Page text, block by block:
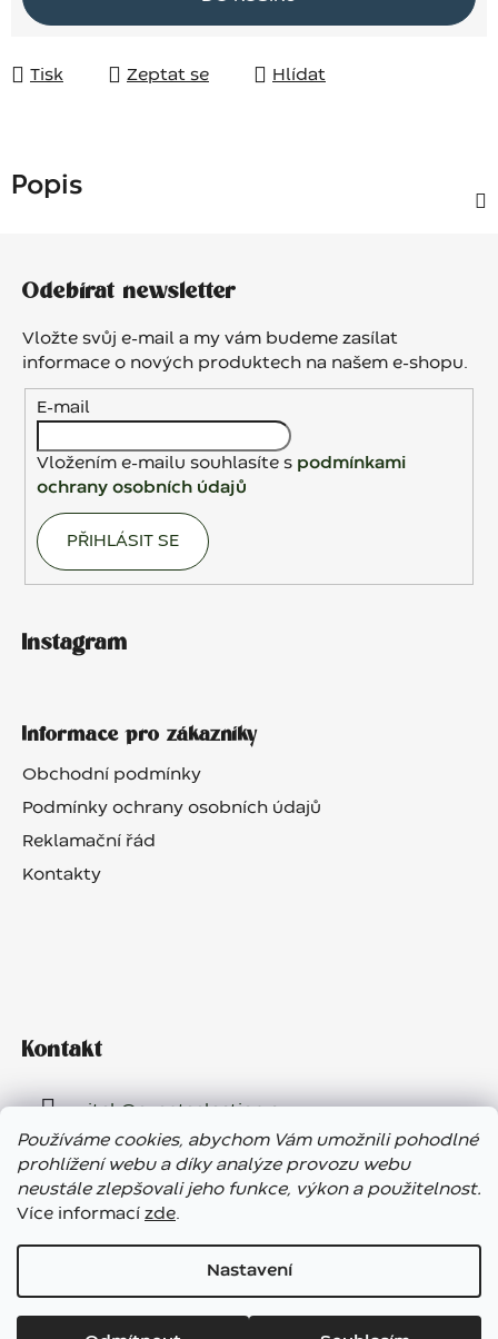
Používáme cookies, abychom Vám umožnili pohodlné
prohlížení webu a díky analýze provozu webu
neustále zlepšovali jeho funkce, výkon a použitelnost.
Více informací zde.
Nastavení
Vážení zákazníci, ve dnech 7. – 13. 8. bude náš showroom
Tisk Zeptat se Hlídat
Popis
Odebírat newsletter
Vložte svůj e-mail a my vám budeme zasílat
informace o nových produktech na našem e-shopu.
E-mail
Vložením e-mailu souhlasíte s podmínkami
ochrany osobních údajů
PŘIHLÁSIT SE
Instagram
Informace pro zákazníky
Obchodní podmínky
Podmínky ochrany osobních údajů
Reklamační řád
Kontakty
Kontakt
vitek@eventselection.cz
+420 602 410 657
Vytvořil Shoptet